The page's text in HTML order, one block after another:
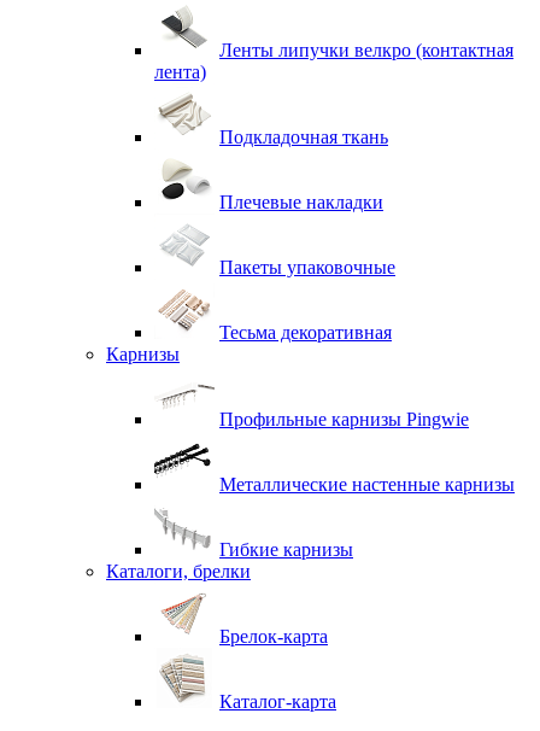
Ленты липучки велкро (контактная
лента)
Подкладочная ткань
Плечевые накладки
Пакеты упаковочные
Тесьма декоративная
Карнизы
Профильные карнизы Pingwie
Металлические настенные карнизы
Гибкие карнизы
Каталоги, брелки
Брелок-карта
Каталог-карта